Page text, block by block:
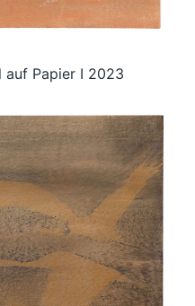
Papier I 2023